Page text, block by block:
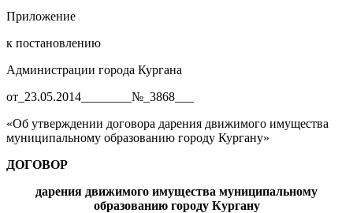
Приложение
к постановлению
Администрации города Кургана
от_23.05.2014________№_3868___
«Об утверждении договора дарения движимого имущества
муниципальному образованию городу Кургану»
ДОГОВОР
дарения движимого имущества муниципальному
образованию городу Кургану